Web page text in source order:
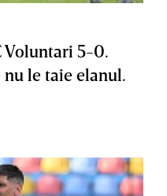
Voluntari 5-0.
le taie elanul.